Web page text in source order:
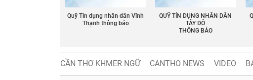
Quỹ Tín dụng nhân dân Vĩnh
Thạnh thông báo
QUỸ TÍN DỤNG NHÂN DÂN
TÂY ĐÔ
THÔNG BÁO
CẦN THƠ KHMER NGỮ CANTHO NEWS VIDEO